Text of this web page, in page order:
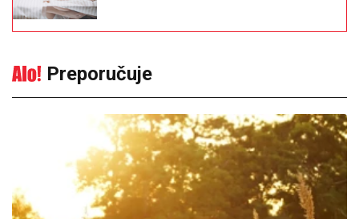
Preporučuje